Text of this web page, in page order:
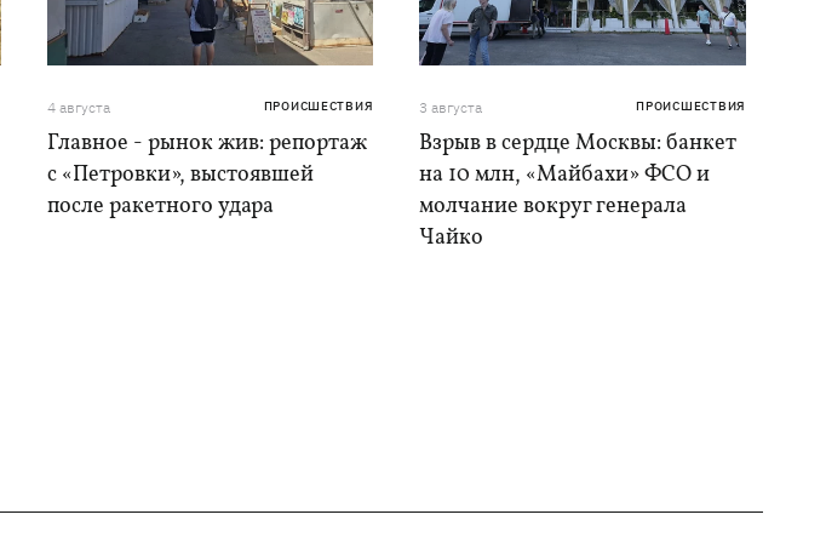
4 августа ПРОИСШЕСТВИЯ
Главное - рынок жив: репортаж
с «Петровки», выстоявшей
после ракетного удара
3 августа ПРОИСШЕСТВИЯ
Взрыв в сердце Москвы: банкет
на 10 млн, «Майбахи» ФСО и
молчание вокруг генерала
Чайко